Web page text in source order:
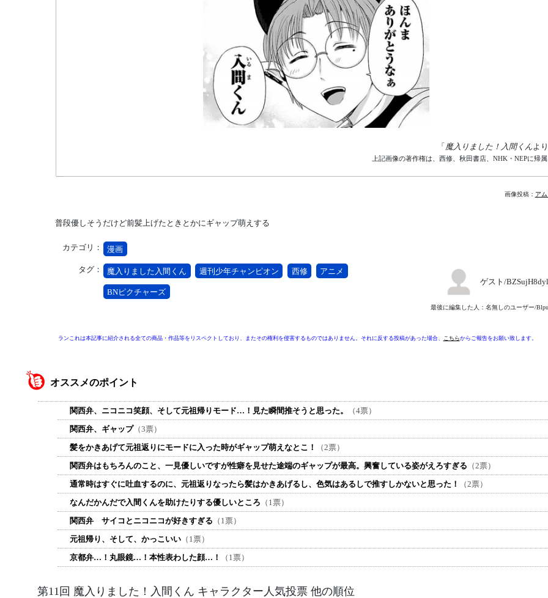
「 魔入りました！入間くんよ
上記画像の著作権は、西修、秋田書店、NHK・NEPに帰
画像投稿： ア
普段優しそうだけど前髪上げたときとかにギャップ萌えする
カテゴリ： 漫画
タグ： 魔入りました入間くん 週刊少年チャンピオン 西修 アニメ
BNピクチャーズ
ゲスト/
最後に編集した人：名無しのユーザー/
ランこれは本記事に紹介される全ての商品・作品等をリスペクトしており、またその権利を侵害するものではありません。それに反する投稿があった場合、 こちらからご報告をお願い致します。
オススメのポイント
関西弁、ニコニコ笑顔、そして元祖帰りモード…！見た瞬間推そうと思った。
（4票）
関西弁、ギャップ（3票）
髪をかきあげて元祖返りにモードに入った時がギャップ萌えなとこ！
（2票）
関西弁はもちろんのこと、一見優しいですが性癖を見せた途端のギャップが最高。興奮している姿がえろすぎる （2票）
通常時はすぐに吐血するのに、元祖返りなったら髪はかきあげるし、色気はあるしで推すしかないと思った！
（2票）
なんだかんだで入間くんを助けたりする優しいところ （1票）
関西弁 サイコとニコニコが好きすぎる （1票）
元祖帰り、そして、かっこいい （1票）
京都弁…！丸眼鏡…！本性表わした顔…！
（1票）
第11回 魔入りました！入間くん キャラクター人気投票 他の順位